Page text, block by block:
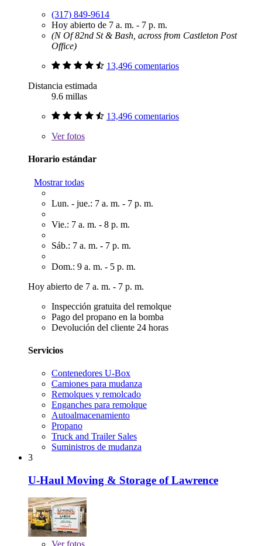
(317) 849-9614
Hoy abierto de 7 a. m. - 7 p. m.
(N Of 82nd St & Bash, across from Castleton Post
Office)
13,496 comentarios
Distancia estimada
9.6 millas
13,496 comentarios
Verfotos
Horario estándar
Mostrar todas
Lun. - jue.: 7 a. m. - 7 p. m.
Vie.: 7 a. m. - 8 p. m.
Sáb.: 7 a. m. - 7 p. m.
Dom.: 9 a. m. - 5 p. m.
Hoy abierto de 7 a. m. - 7 p. m.
Inspección gratuita del remolque
Pago del propano en la bomba
Devolución del cliente 24 horas
Servicios
Contenedores U-Box
Camiones para mudanza
Remolques y remolcado
Enganches para remolque
Autoalmacenamiento
Propano
Truck and Trailer Sales
Suministros de mudanza
3
U-Haul Moving & Storage of Lawrence